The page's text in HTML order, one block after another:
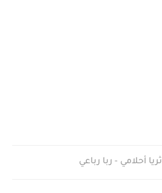
ثريا أحلامي - ربا رباعي